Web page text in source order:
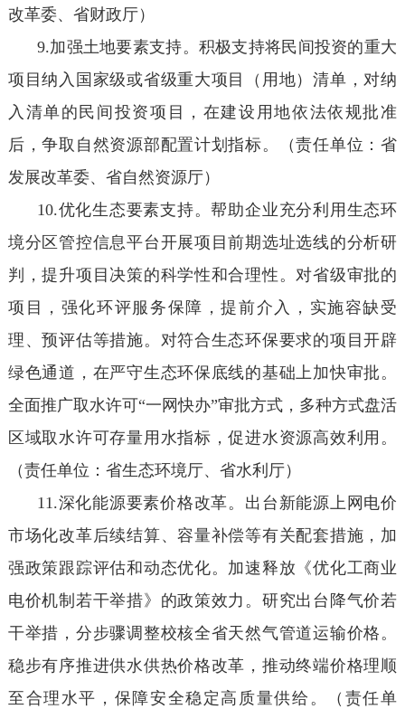
改革委、省财政厅）
9.加强土地要素支持。积极支持将民间投资的重大
项目纳入国家级或省级重大项目（用地）清单，对纳
入清单的民间投资项目，在建设用地依法依规批准
后，争取自然资源部配置计划指标。（责任单位：省
发展改革委、省自然资源厅）
10.优化生态要素支持。帮助企业充分利用生态环
境分区管控信息平台开展项目前期选址选线的分析研
判，提升项目决策的科学性和合理性。对省级审批的
项目，强化环评服务保障，提前介入，实施容缺受
理、预评估等措施。对符合生态环保要求的项目开辟
绿色通道，在严守生态环保底线的基础上加快审批。
全面推广取水许可“一网快办”审批方式，多种方式盘活
区域取水许可存量用水指标，促进水资源高效利用。
（责任单位：省生态环境厅、省水利厅）
11.深化能源要素价格改革。出台新能源上网电价
市场化改革后续结算、容量补偿等有关配套措施，加
强政策跟踪评估和动态优化。加速释放《优化工商业
电价机制若干举措》的政策效力。研究出台降气价若
干举措，分步骤调整校核全省天然气管道运输价格。
稳步有序推进供水供热价格改革，推动终端价格理顺
至合理水平，保障安全稳定高质量供给。（责任单